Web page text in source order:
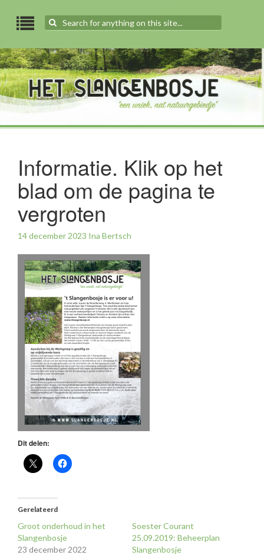
Search
for:
Informatie. Klik op het
blad om de pagina te
vergroten
14 december 2023 Ina Bertsch
Dit delen:
Gerelateerd
Groot onderhoud in het
Slangenbosje
23 december 2022
Soester Courant
25.09.2019: Beheerplan
Slangenbosje